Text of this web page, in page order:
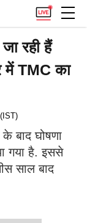
रही हैं
में TMC का
बाद घोषणा
गया है. इससे
साल बाद